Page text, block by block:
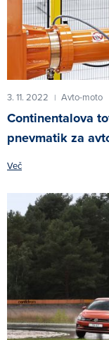
3. 11. 2022 | Avto-moto
Continentalova
pnevmatik za
Več